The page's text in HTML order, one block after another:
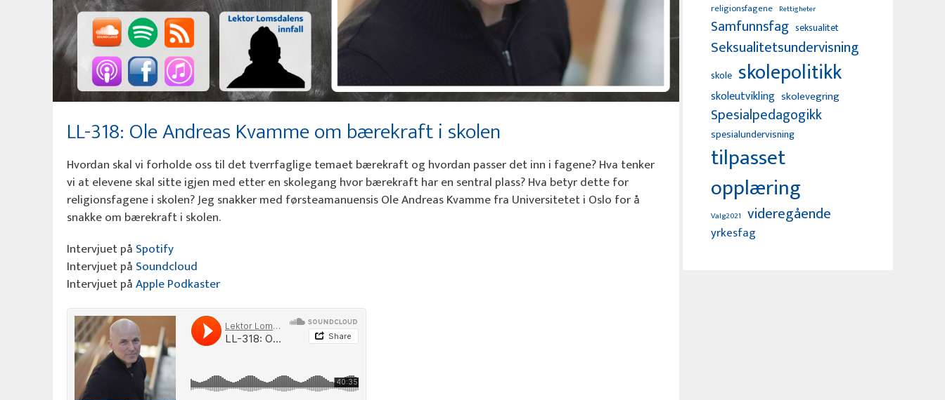
LL-318: Ole Andreas Kvamme om bærekraft i skolen
Hvordan skal vi forholde oss til det tverrfaglige temaet bærekraft og hvordan passer det inn i fagene? Hva tenker
vi at elevene skal sitte igjen med etter en skolegang hvor bærekraft har en sentral plass? Hva betyr dette for
religionsfagene i skolen? Jeg snakker med førsteamanuensis Ole Andreas Kvamme fra Universitetet i Oslo for å
snakke om bærekraft i skolen.
Intervjuet på Spotify
Intervjuet på Soundcloud
Intervjuet påApple Podkaster
religionsfagene Rettigheter
Samfunnsfag seksualitet
Seksualitetsundervisning
skole skolepolitikk
skoleutvikling skolevegring
Spesialpedagogikk
spesialundervisning
tilpasset
opplæring
Valg2021 videregående
yrkesfag